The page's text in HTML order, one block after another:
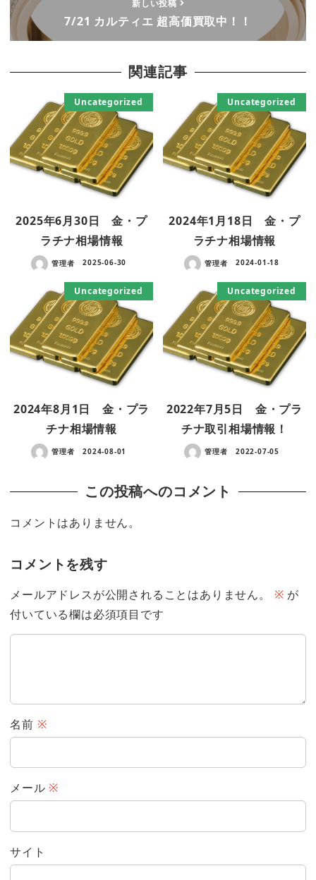
新しい投稿
7/21 カルティエ 超高価買取中！！
関連記事
Uncategorized
2025年6月30日 金・プ
ラチナ相場情報
管理者 2025-06-30
Uncategorized
2024年1月18日 金・プ
ラチナ相場情報
管理者 2024-01-18
Uncategorized
2024年8月1日 金・プラ
チナ相場情報
管理者 2024-08-01
Uncategorized
2022年7月5日 金・プラ
チナ取引相場情報！
管理者 2022-07-05
この投稿へのコメント
コメントはありません。
コメントを残す
メールアドレスが公開されることはありません。 ※ が
付いている欄は必須項目です
名前 ※
メール ※
サイト